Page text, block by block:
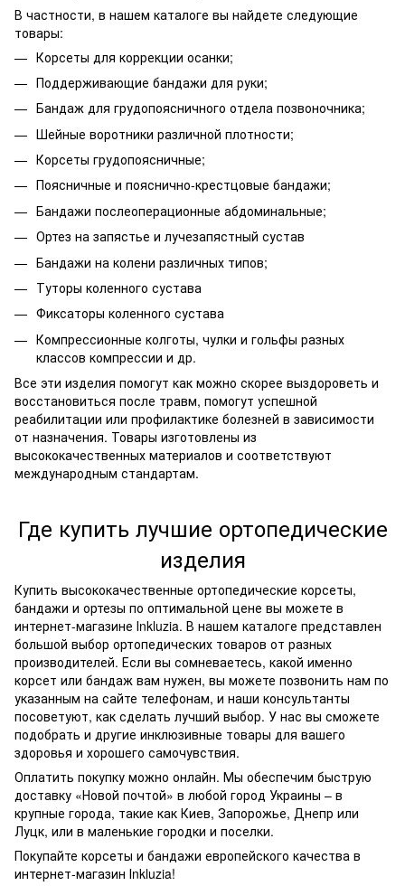
В частности, в нашем каталоге вы найдете следующие
товары:
Корсеты для коррекции осанки;
Поддерживающие бандажи для руки;
Бандаж для грудопоясничного отдела позвоночника;
Шейные воротники различной плотности;
Корсеты грудопоясничные;
Поясничные и пояснично-крестцовые бандажи;
Бандажи послеоперационные абдоминальные;
Ортез на запястье и лучезапястный сустав
Бандажи на колени различных типов;
Туторы коленного сустава
Фиксаторы коленного сустава
Компрессионные колготы, чулки и гольфы разных
классов компрессии и др.
Все эти изделия помогут как можно скорее выздороветь и
восстановиться после травм, помогут успешной
реабилитации или профилактике болезней в зависимости
от назначения. Товары изготовлены из
высококачественных материалов и соответствуют
международным стандартам.
Где купить лучшие ортопедические
изделия
Купить высококачественные ортопедические корсеты,
бандажи и ортезы по оптимальной цене вы можете в
интернет-магазине Іnkluzia. В нашем каталоге представлен
большой выбор ортопедических товаров от разных
производителей. Если вы сомневаетесь, какой именно
корсет или бандаж вам нужен, вы можете позвонить нам по
указанным на сайте телефонам, и наши консультанты
посоветуют, как сделать лучший выбор. У нас вы сможете
подобрать и другие инклюзивные товары для вашего
здоровья и хорошего самочувствия.
Оплатить покупку можно онлайн. Мы обеспечим быструю
доставку «Новой почтой» в любой город Украины – в
крупные города, такие как Киев, Запорожье, Днепр или
Луцк, или в маленькие городки и поселки.
Покупайте корсеты и бандажи европейского качества в
интернет-магазин Іnkluzia!